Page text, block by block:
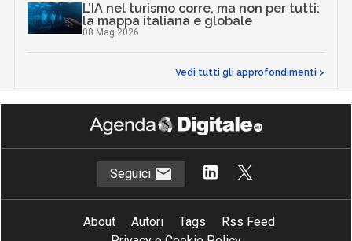
L’IA nel turismo corre, ma non per tutti:
la mappa italiana e globale
08 Mag 2026
Vedi tutti gli approfondimenti >
Seguici
About Autori Tags
Rss Feed